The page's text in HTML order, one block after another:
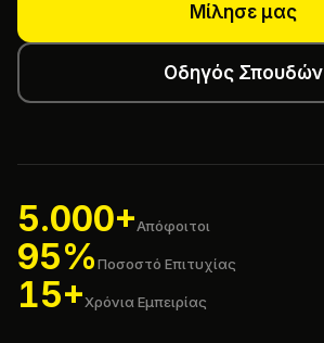
Μίλησε μας
Οδηγός Σπουδών
5.000+Απόφοιτοι
95%Ποσοστό Επιτυχίας
15+Χρόνια Εμπειρίας